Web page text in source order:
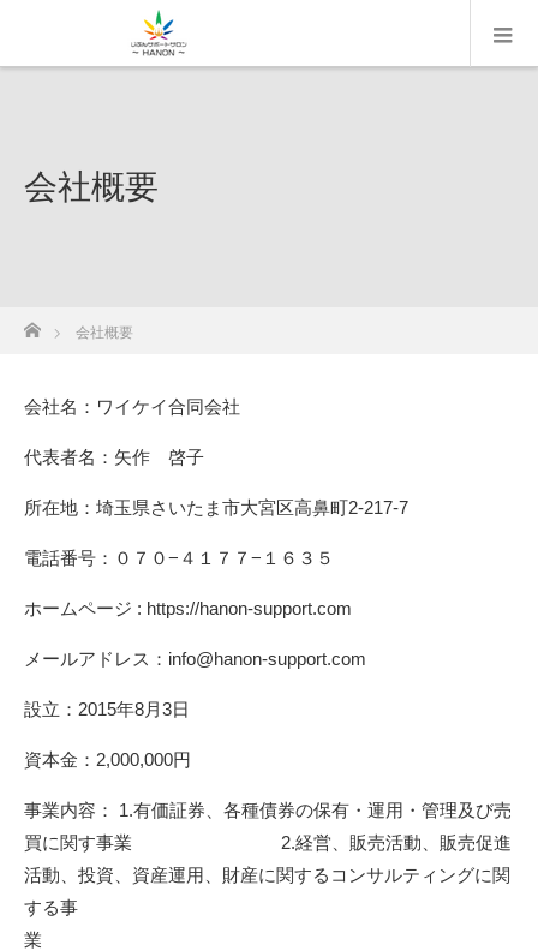
会社概要
ホーム
会社概要
会社名：ワイケイ合同会社
代表者名：矢作 啓子
所在地：埼玉県さいたま市大宮区高鼻町2-217-7
電話番号：０７０−４１７７−１６３５
ホームページ : https://hanon-support.com
メールアドレス：info@hanon-support.com
設立：2015年8月3日
資本金：2,000,000円
事業内容： 1.有価証券、各種債券の保有・運用・管理及び売
買に関す事業 2.経営、販売活動、販売促進
活動、投資、資産運用、財産に関するコンサルティングに関
する事